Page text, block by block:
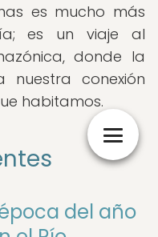
es mucho más
es un viaje al
donde la
nuestra conexión
habitamos.
del año